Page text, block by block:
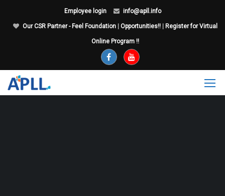
Employee login info@apll.info
Our CSR Partner - Feel Foundation Opportunities!! Register for Virtual
Online Program !!